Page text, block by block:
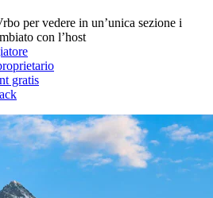
per vedere in un’unica sezione i
con l’host
gratis